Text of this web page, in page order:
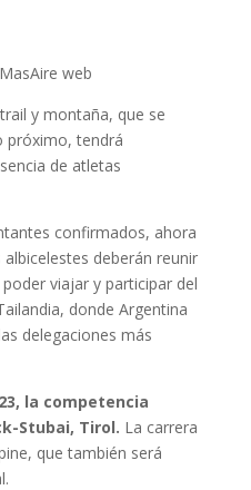
web
y montaña, que se
próximo, tendrá
de atletas
confirmados, ahora
deberán reunir
viajar y participar del
donde Argentina
delegaciones más
la competencia
Stubai, Tirol. La carrera
que también será